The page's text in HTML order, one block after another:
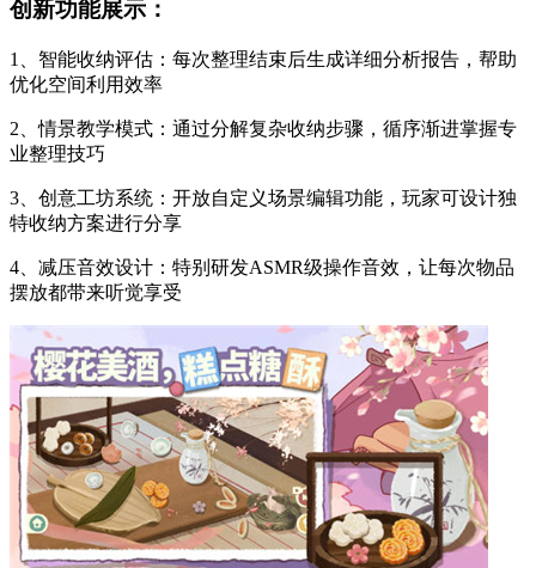
创新功能展示：
1、智能收纳评估：每次整理结束后生成详细分析报告，帮助
优化空间利用效率
2、情景教学模式：通过分解复杂收纳步骤，循序渐进掌握专
业整理技巧
3、创意工坊系统：开放自定义场景编辑功能，玩家可设计独
特收纳方案进行分享
4、减压音效设计：特别研发ASMR级操作音效，让每次物品
摆放都带来听觉享受